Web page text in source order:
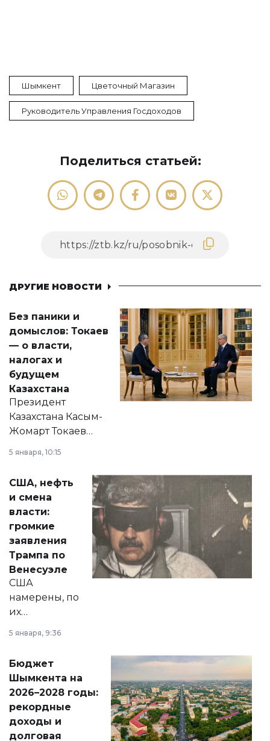
Шымкент Цветочный Магазин
Руководитель Управления Госдоходов
Поделиться статьей:
ДРУГИЕ НОВОСТИ
Без паники и
домыслов: Токаев
— о власти,
налогах и
будущем
Казахстана
Президент
Казахстана Касым-
Жомарт Токаев
сразу несколько
актуальных тем —
от слухов о
политических
реформах до
вопросов армии,
экономики и
личного здоровья.
5 января, 10:15
США, нефть
и смена
власти:
громкие
заявления
Трампа по
Венесуэле
США
намерены, по
их
принести
народу
Венесуэлы.
5 января, 9:36
Бюджет
Шымкента на
2026–2028 годы:
рекордные
доходы и
долговая